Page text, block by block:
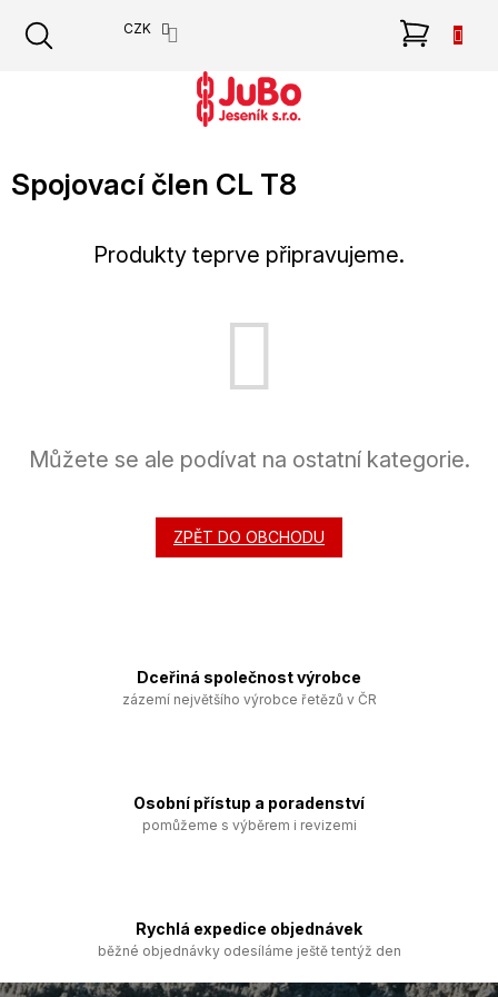
obsah
CZK
Spojovací člen CL T8
Produkty teprve připravujeme.
Můžete se ale podívat na ostatní kategorie.
ZPĚT DO OBCHODU
Dceřiná společnost výrobce
zázemí největšího výrobce řetězů v ČR
Osobní přístup a poradenství
pomůžeme s výběrem i revizemi
Rychlá expedice objednávek
běžné objednávky odesíláme ještě tentýž den